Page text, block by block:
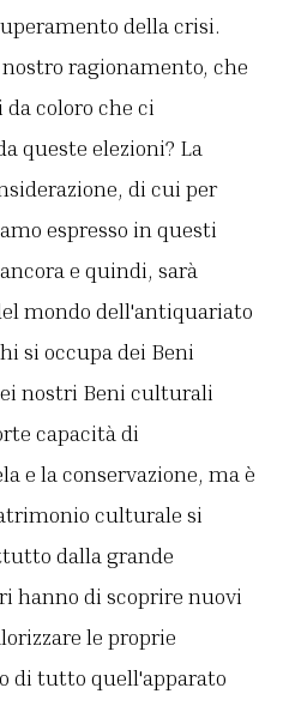
della crisi.
ragionamento, che
coloro che ci
queste elezioni? La
di cui per
espresso in questi
e quindi, sarà
mondo dell'antiquariato
si occupa dei Beni
nostri Beni culturali
capacità di
e la conservazione, ma è
culturale si
dalla grande
hanno di scoprire nuovi
le proprie
di tutto quell'apparato